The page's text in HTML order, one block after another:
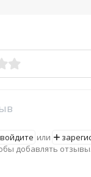
войдите или
добавлять отзывы.